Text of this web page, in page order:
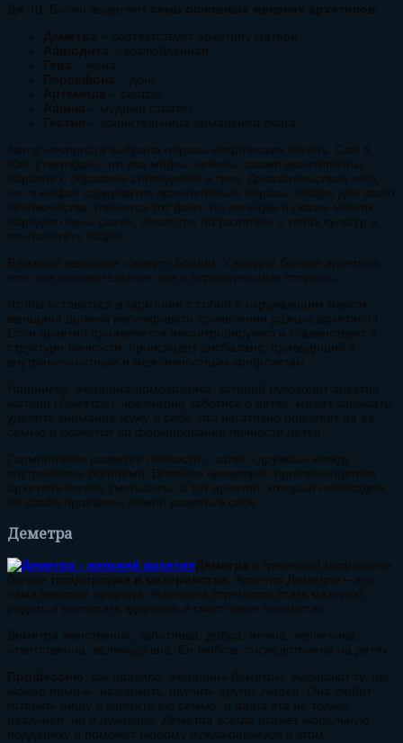
Дж. Ш. Болен выделяет семь основных женских архетипов
Деметра
– соответствует архетипу матери,
Афродита
– возлюбленная,
Гера
– жена,
Персефона
– дочь,
Артемида
– сестра,
Афина
– мудрый стратег,
Гестия
– хранительница домашнего очага.
Автор неспроста выбрала образы мифических богинь. Сам К.
Юнг утверждал, что все мифы, лечены, сказки архетипичны,
наравне с образами сновидений и грез. Доказательством того,
что в мифах содержатся архетипичные образы, общие для всего
человечества, является тот факт что легенды и сказки многих
народов очень схожи, несмотря на различия в типах культур и
менталитете наций.
В каждой женщине «живут» богини. У каждой богини-архетипа
есть как положительные, так и отрицательные стороны.
Чтобы оставаться в гармонии с собой и окружающим миром,
женщина должна регулировать проявления разных архетипов.
Если архетип проявляется неконтролируемо и главенствует в
структуре личности, происходит дисбаланс, приводящий к
внутриличностным и межличностным конфликтам.
Например, женщина-домохозяйка, которой руководит архетип
матери (Деметра), чрезмерно заботясь о детях, может забывать
уделять внимание мужу и себе, что негативно повлияет на ее
семью и скажется на формировании личности детей.
Гармоничное развитие личности – залог «дружбы» между
внутренними богинями. Влияние чрезмерно проявляющегося
архетипа можно уменьшить, а тот архетип, который необходим,
но слабо проявлен, можно развить в себе.
Деметра
Деметра
в греческой мифологии
богиня
плодородия и материнства
. Архетип Деметры – это
сама женская природа. Женщина стремится стать матерью,
родить и воспитать здоровое и счастливое потомство.
Деметра женственна, заботлива, добра, нежна, терпелива,
ответственна, великодушна. Ее любовь сосредоточена на детях.
Профессию
, как правило, женщины-Деметры, выбирают ту, где
можно помочь, накормить, научить других людей. Она любит
готовить пищу и кормить ею семью, и пища эта не только
реальная, но и духовная. Деметра всегда окажет моральную
поддержку и поможет любому нуждающемуся в этом.